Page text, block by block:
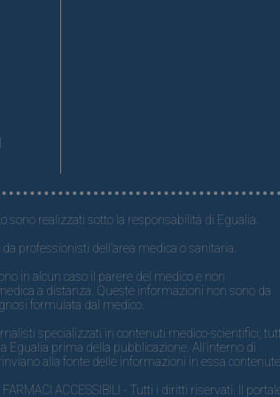
sono realizzati sotto la responsabilità di Egualia.
professionisti dell’area medica o sanitaria.
in alcun caso il parere del medico e non
a distanza. Queste informazioni non sono da
formulata dal medico.
specializzati in contenuti medico-scientifici;
Egualia prima della pubblicazione. All’interno di
alla fonte delle informazioni in essa
ACCESSIBILI - Tutti i diritti riservati. Il